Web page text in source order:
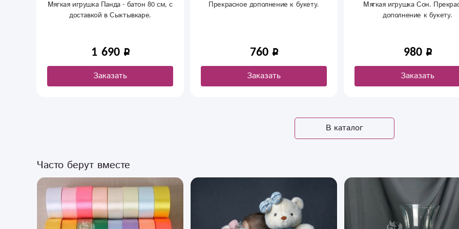
Прекрасное дополнение к букету.
760
Заказать
Мягкая игрушка Сон. Прекрасное
980
Заказать
стресс»
Анти- стресс. Прекрасное
870
Заказать
В каталог
Часто берут вместе